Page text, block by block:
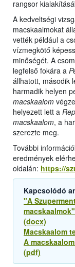
rangsor
A kedveltségi
macskaalmokat
vették például a
vízmegkötő
minőségét. A
legfelső fokára a
állhatott, második
harmadik helyen
macskaalom
helyezett lett a
macskaalom, a
szerezte meg.
További
eredmények
oldalán: https://
Kapcsolódó
"A
(docx)
Macskaalom
A
(pdf)